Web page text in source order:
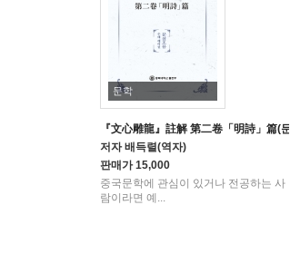
문학
『文心雕龍』註解 第二卷「明詩」篇(문
저자배득렬(역자)
판매가15,000
중국문학에 관심이 있거나 전공하는 사
람이라면 예...